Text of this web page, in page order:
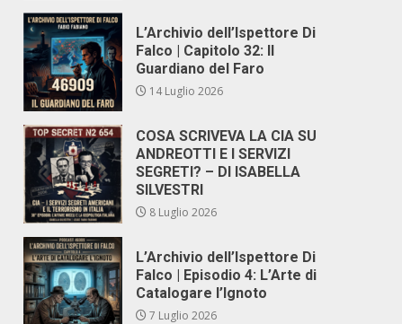
L’Archivio dell’Ispettore Di
Falco | Capitolo 32: Il
Guardiano del Faro
14 Luglio 2026
COSA SCRIVEVA LA CIA SU
ANDREOTTI E I SERVIZI
SEGRETI? – DI ISABELLA
SILVESTRI
8 Luglio 2026
L’Archivio dell’Ispettore Di
Falco | Episodio 4: L’Arte di
Catalogare l’Ignoto
7 Luglio 2026